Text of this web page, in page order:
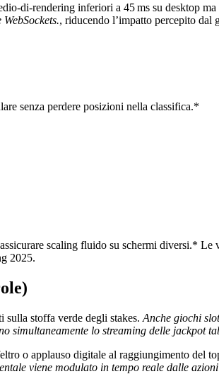
inferiori a 45 ms su desktop
, riducendo l’impatto percepito dal
senza perdere posizioni nella classifica.*
scaling fluido su schermi diversi.* Le
2025.
stoffa verde degli stakes. Anche giochi
simultaneamente lo streaming delle jackpot
o applauso digitale al raggiungimento del
viene modulato in tempo reale dalle